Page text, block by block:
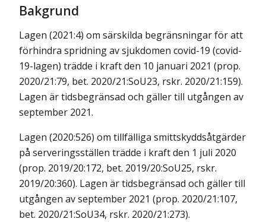
Bakgrund
Lagen (2021:4) om särskilda begränsningar för att
förhindra spridning av sjukdomen covid-19 (covid-
19-lagen) trädde i kraft den 10 januari 2021 (prop.
2020/21:79, bet. 2020/21:SoU23, rskr. 2020/21:159).
Lagen är tidsbegränsad och gäller till utgången av
september 2021.
Lagen (2020:526) om tillfälliga smittskyddsåtgärder
på serveringsställen trädde i kraft den 1 juli 2020
(prop. 2019/20:172, bet. 2019/20:SoU25, rskr.
2019/20:360). Lagen är tidsbegränsad och gäller till
utgången av september 2021 (prop. 2020/21:107,
bet. 2020/21:SoU34, rskr. 2020/21:273).